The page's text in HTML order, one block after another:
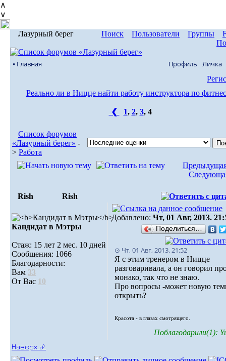
∧
∨
Лазурный берег Поиск Пользователи Группы
⦁ Главная Профиль Личка
Реально ли в Ницце найти работу инструктора по
❮ 1, 2, 3, 4
Список форумов
«Лазурный берег» -
> Работа
Rish Rish
Кандидат в Мэтры
Стаж: 15 лет 2 мес. 10 дней
Сообщения: 1066
Благодарности:
Вам 33
От Вас 10
Добавлено: Чт, 01 Авг, 2013.
Поделиться…
⊙ Чт, 01 Авг, 2013. 21:52
Я с этим тренером в Ницце
разговаривала, а он говорил
монако, так что не знаю.
Про вопросы -может новую
открыть?
Красота - в глазах смотрящего.
Поблагодарили(1):
Наверх ⮵